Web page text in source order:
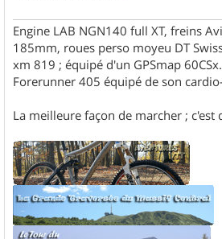
Engine LAB NGN140 full XT, freins
185mm, roues perso moyeu DT
xm 819 ; équipé d'un GPSmap 60CSx.
Forerunner 405 équipé de son
La meilleure façon de marcher ; c'est